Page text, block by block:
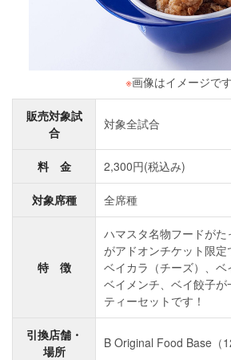
※画像はイメージです
販売対象試
合
対象全試合
料 金 2,300円(税込み)
対象席種 全席種
特 徴
ハマスタ名物フードが
がアドオンチケット限定
ベイカラ（チーズ）、ベ
ベイメンチ、ベイ餃子
ティーセットです！
引換店舗・
場所
B Original Food Base（